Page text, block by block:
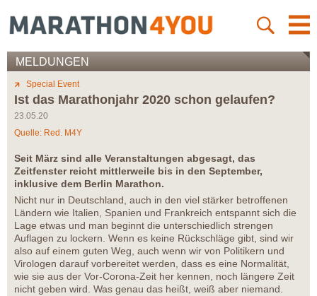
MELDUNGEN
Special Event
Ist das Marathonjahr 2020 schon gelaufen?
23.05.20
Quelle: Red. M4Y
Seit März sind alle Veranstaltungen abgesagt, das
Zeitfenster reicht mittlerweile bis in den September,
inklusive dem Berlin Marathon.
Nicht nur in Deutschland, auch in den viel stärker betroffenen
Ländern wie Italien, Spanien und Frankreich entspannt sich die
Lage etwas und man beginnt die unterschiedlich strengen
Auflagen zu lockern. Wenn es keine Rückschläge gibt, sind wir
also auf einem guten Weg, auch wenn wir von Politikern und
Virologen darauf vorbereitet werden, dass es eine Normalität,
wie sie aus der Vor-Corona-Zeit her kennen, noch längere Zeit
nicht geben wird. Was genau das heißt, weiß aber niemand.